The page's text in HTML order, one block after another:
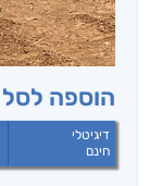
הוספה לסל
דיגיטלי
חינם